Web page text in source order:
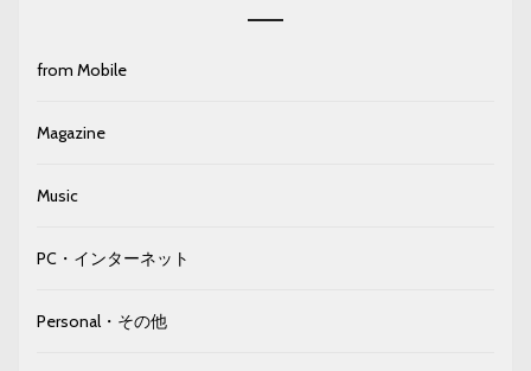
from Mobile
Magazine
Music
PC・インターネット
Personal・その他